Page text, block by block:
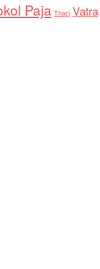
Paja Thaci Vatra